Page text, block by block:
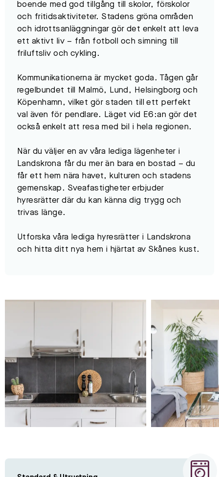
boende med god tillgång till skolor, förskolor
och fritidsaktiviteter. Stadens gröna områden
och idrottsanläggningar gör det enkelt att leva
ett aktivt liv – från fotboll och simning till
friluftsliv och cykling.
Kommunikationerna är mycket goda. Tågen går
regelbundet till Malmö, Lund, Helsingborg och
Köpenhamn, vilket gör staden till ett perfekt
val även för pendlare. Läget vid E6:an gör det
också enkelt att resa med bil i hela regionen.
När du väljer en av våra lediga lägenheter i
Landskrona får du mer än bara en bostad – du
får ett hem nära havet, kulturen och stadens
gemenskap. Sveafastigheter erbjuder
hyresrätter där du kan känna dig trygg och
trivas länge.
Utforska våra lediga hyresrätter i Landskrona
och hitta ditt nya hem i hjärtat av Skånes kust.